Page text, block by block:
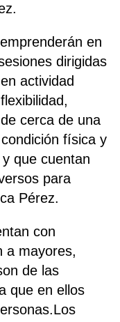
en
dirigidas
actividad
cerca de una
física y
que cuentan
para
Pérez.
con
a mayores,
de las
que en ellos